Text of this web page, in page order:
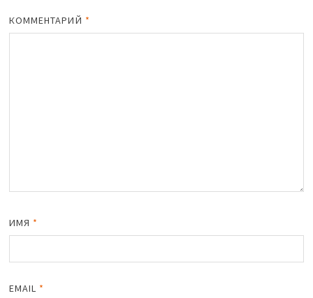
КОММЕНТАРИЙ *
ИМЯ *
EMAIL *